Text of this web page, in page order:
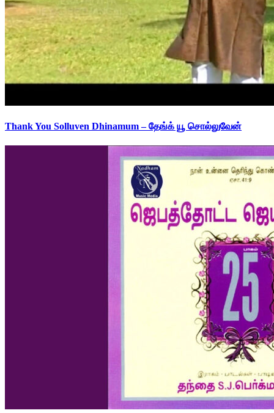
Thank You Solluven Dhinamum – தேங்க் யூ சொல்லுவேன்